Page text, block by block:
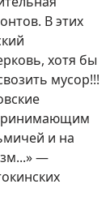
В этих
хотя бы
мусор!!!
и на
—